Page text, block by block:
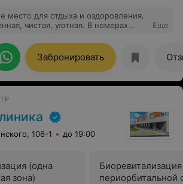
место для отдыха и оздоровления.
чистая, уютная. В номерах
Еще
Забронировать
106-1 до 19:00
(одна
зона)
Биоревитализация
периорбитальной